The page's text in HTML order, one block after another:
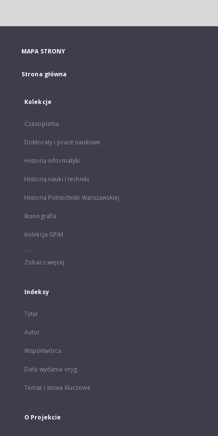
MAPA STRONY
Strona główna
Kolekcje
Czasopisma
Doktoraty i prace naukowe
Historia informatyki
Historia nauki i techniki
Historia Politechniki Warszawskiej
Ikonografia
Kolekcja GPiM
...
Zobacz więcej
Indeksy
Tytuł
Autor
Współtwórca
Data wydania oryg.
Temat i słowa kluczowe
O Projekcie